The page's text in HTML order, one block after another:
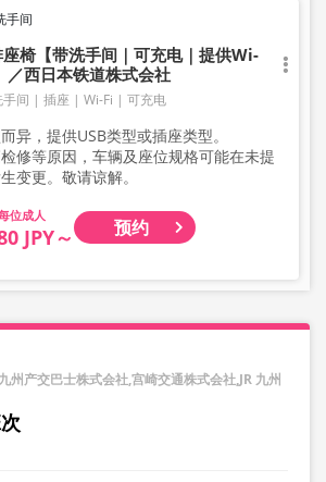
手间
椅【带洗手间｜可充电｜提供Wi-
／西日本铁道株式会社
间 插座 Wi-Fi 可充电
异，提供USB类型或插座类型。
修等原因，车辆及座位规格可能在未提
变更。敬请谅解。
成人
JPY～ 预约
州产交巴士株式会社,宫崎交通株式会社,JR 九州